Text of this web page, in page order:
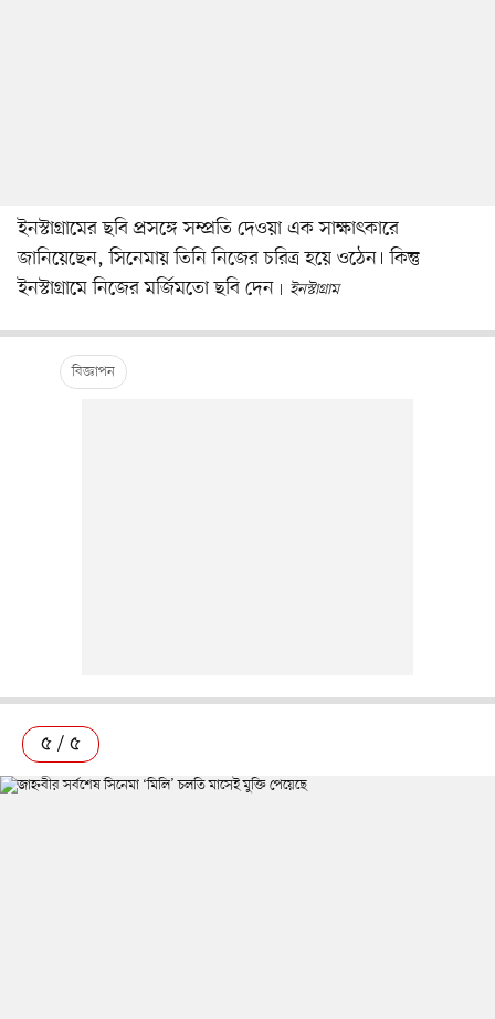
ইনস্টাগ্রামের ছবি প্রসঙ্গে সম্প্রতি দেওয়া এক সাক্ষাৎকারে
জানিয়েছেন, সিনেমায় তিনি নিজের চরিত্র হয়ে ওঠেন। কিন্তু
ইনস্টাগ্রামে নিজের মর্জিমতো ছবি দেন
ইনস্টাগ্রাম
৫ / ৫